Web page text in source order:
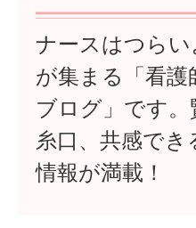
ナースはつら
が集まる「看
ブログ」です
糸口、共感で
情報が満載！